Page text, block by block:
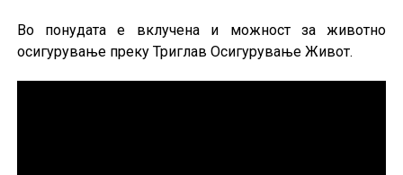
Во понудата е вклучена и можност за животно
осигурување преку Триглав Осигурување Живот.